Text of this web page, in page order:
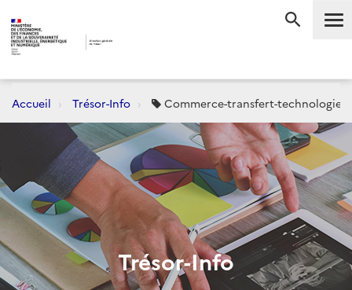
Accueil Trésor-Info Commerce-transfert-technologie
Trésor-Info